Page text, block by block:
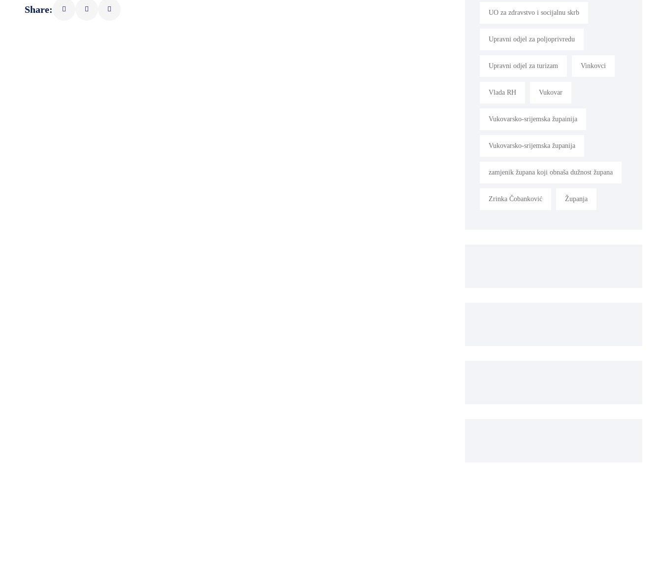
Share: UO za zdravstvo i socijalnu skrb
Upravni odjel za poljoprivredu
Upravni odjel za turizam Vinkovci
Vlada RH Vukovar
Vukovarsko-srijemska župainija
Vukovarsko-srijemska županija
zamjenik župana koji obnaša dužnost župana
Zrinka Čobanković Županja